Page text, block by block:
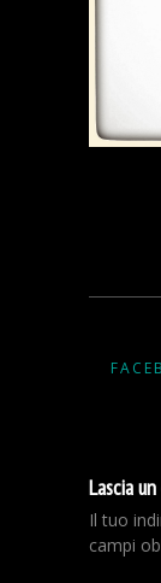
Lascia
Il tuo
campi